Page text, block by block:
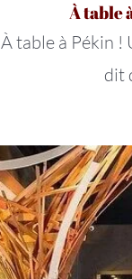
À table
À table à Pékin !
dit